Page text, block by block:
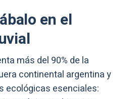
en el
más del 90% de la
continental argentina y
ecológicas esenciales: